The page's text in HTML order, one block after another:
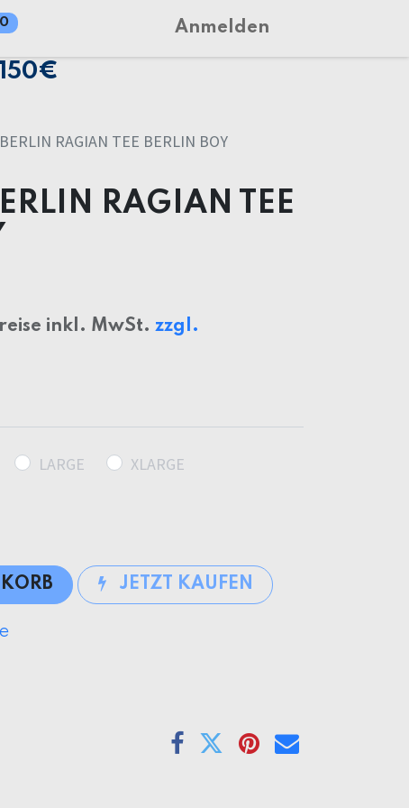
0 Anmelden
RAGIAN TEE BERLIN BOY
RAGIAN TEE
inkl. MwSt. zzgl.
LARGE XLARGE
JETZT KAUFEN